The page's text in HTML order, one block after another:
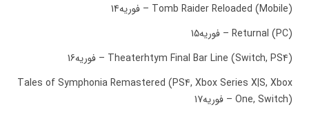
Tomb Raider Reloaded (Mobile) – فوریه14
Returnal (PC) – فوریه15
Theaterhtym Final Bar Line (Switch, PS4) – فوریه16
Tales of Symphonia Remastered (PS4, Xbox Series X|S, Xbox
One, Switch) – فوریه17